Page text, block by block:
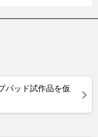
パッド試作品を仮